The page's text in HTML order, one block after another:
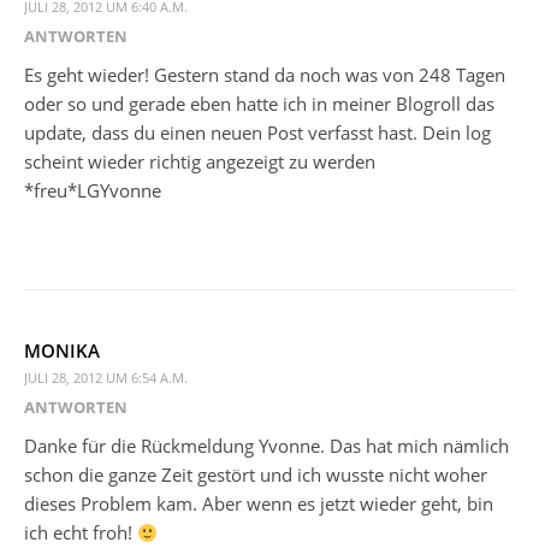
JULI 28, 2012 UM 6:40 A.M.
ANTWORTEN
Es geht wieder! Gestern stand da noch was von 248 Tagen
oder so und gerade eben hatte ich in meiner Blogroll das
update, dass du einen neuen Post verfasst hast. Dein log
scheint wieder richtig angezeigt zu werden
*freu*LGYvonne
MONIKA
JULI 28, 2012 UM 6:54 A.M.
ANTWORTEN
Danke für die Rückmeldung Yvonne. Das hat mich nämlich
schon die ganze Zeit gestört und ich wusste nicht woher
dieses Problem kam. Aber wenn es jetzt wieder geht, bin
ich echt froh!